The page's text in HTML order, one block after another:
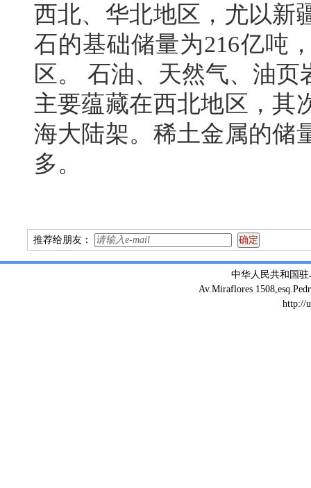
西北、华北地区，尤以新
石的基础储量为216亿吨
区。 石油、天然气、油
主要蕴藏在西北地区，其
海大陆架。稀土金属的储
多。
推荐给朋友：
中华人民共和国
Av.Miraflores
http://